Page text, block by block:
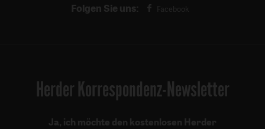
Folgen Sie uns: Facebook
Herder Korrespondenz-Newsletter
Ja, ich möchte den kostenlosen Herder